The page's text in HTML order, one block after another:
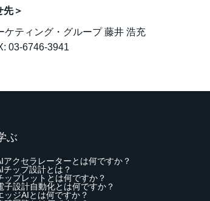
先＞
ティング・グループ 藤井 浩充
03-6746-3941
ぶ
アクセラレーターとは何ですか？
チップ設計とは？
ップレットとは何ですか？
子設計自動化とは何ですか？
ッジAIとは何ですか？